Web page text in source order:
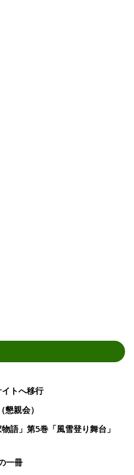
トへ移行
親会）
語」第5巻「風雪登り舞台」
一冊